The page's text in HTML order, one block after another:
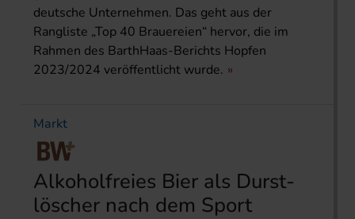
deutsche Unternehmen. Das geht aus der
Rangliste „Top 40 Brauereien“ hervor, die im
Rahmen des BarthHaas-Berichts Hopfen
2023/2024 veröffentlicht wurde.
Markt
Alkoholfreies Bier als Durst­
löscher nach dem Sport